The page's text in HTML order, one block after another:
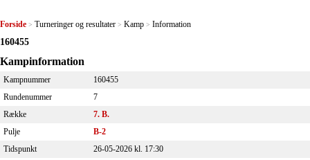
Forside > Turneringer og resultater > Kamp > Information
160455
Kampinformation
Kampnummer
160455
Rundenummer
7
Række
7. B.
Pulje
B-2
Tidspunkt
26-05-2026 kl. 17:30